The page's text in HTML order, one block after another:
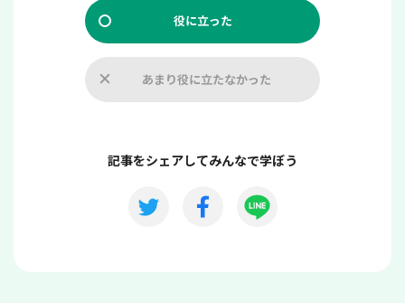
役に立った
あまり役に立たなかった
記事をシェアしてみんなで学ぼう